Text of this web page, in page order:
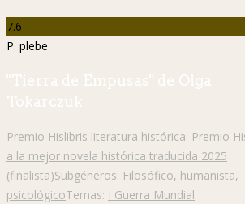
7.6
P. plebe
"Tierra de Empusas" de Olga
Tokarczuk
Premio Hislibris literatura histórica: Premio
a la mejor novela histórica traducida 2025
(finalista)Subgéneros: Filosófico, humanista,
psicológicoTemas: I Guerra Mundial